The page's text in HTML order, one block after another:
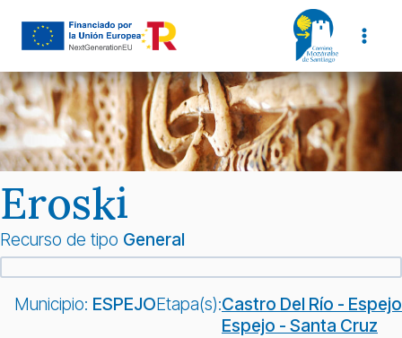
Eroski
Recurso de tipo General
Municipio: ESPEJOEtapa(s):Castro Del Río - Espejo
Espejo - Santa Cruz